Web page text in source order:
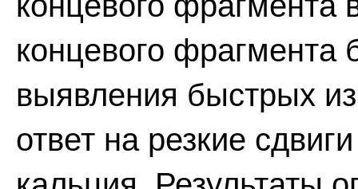
концевого фрагмента
выявления быстрых
ответ на резкие